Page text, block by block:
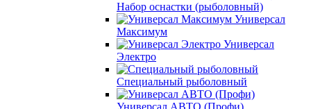
Набор оснастки (рыболовный)
Универсал
Максимум
Универсал
Электро
Специальный рыболовный
Универсал АВТО (Профи)